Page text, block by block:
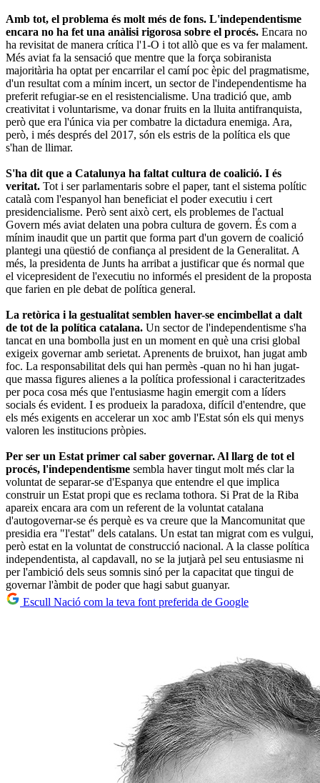
Amb tot, el problema és molt més de fons. L'independentisme
encara no ha fet una anàlisi rigorosa sobre el procés. Encara no
ha revisitat de manera crítica l'1-O i tot allò que es va fer malament.
Més aviat fa la sensació que mentre que la força sobiranista
majoritària ha optat per encarrilar el camí poc èpic del pragmatisme,
d'un resultat com a mínim incert, un sector de l'independentisme ha
preferit refugiar-se en el resistencialisme. Una tradició que, amb
creativitat i voluntarisme, va donar fruits en la lluita antifranquista,
però que era l'única via per combatre la dictadura enemiga. Ara,
però, i més després del 2017, són els estris de la política els que
s'han de llimar.
S'ha dit que a Catalunya ha faltat cultura de coalició. I és
veritat. Tot i ser parlamentaris sobre el paper, tant el sistema polític
català com l'espanyol han beneficiat el poder executiu i cert
presidencialisme. Però sent això cert, els problemes de l'actual
Govern més aviat delaten una pobra cultura de govern. És com a
mínim inaudit que un partit que forma part d'un govern de coalició
plantegi una qüestió de confiança al president de la Generalitat. A
més, la presidenta de Junts ha arribat a justificar que és normal que
el vicepresident de l'executiu no informés el president de la proposta
que farien en ple debat de política general.
La retòrica i la gestualitat semblen haver-se encimbellat a dalt
de tot de la política catalana. Un sector de l'independentisme s'ha
tancat en una bombolla just en un moment en què una crisi global
exigeix governar amb serietat. Aprenents de bruixot, han jugat amb
foc. La responsabilitat dels qui han permès -quan no hi han jugat-
que massa figures alienes a la política professional i caracteritzades
per poca cosa més que l'entusiasme hagin emergit com a líders
socials és evident. I es produeix la paradoxa, difícil d'entendre, que
els més exigents en accelerar un xoc amb l'Estat són els qui menys
valoren les institucions pròpies.
Per ser un Estat primer cal saber governar. Al llarg de tot el
procés, l'independentisme sembla haver tingut molt més clar la
voluntat de separar-se d'Espanya que entendre el que implica
construir un Estat propi que es reclama tothora. Si Prat de la Riba
apareix encara ara com un referent de la voluntat catalana
d'autogovernar-se és perquè es va creure que la Mancomunitat que
presidia era "l'estat" dels catalans. Un estat tan migrat com es vulgui,
però estat en la voluntat de construcció nacional. A la classe política
independentista, al capdavall, no se la jutjarà pel seu entusiasme ni
per l'ambició dels seus somnis sinó per la capacitat que tingui de
governar l'àmbit de poder que hagi sabut guanyar.
Escull Nació com la teva font preferida de Google